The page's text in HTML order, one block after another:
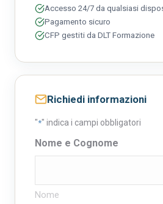
Accesso 24/7 da qualsiasi
Pagamento sicuro
CFP gestiti da DLT Formazione
Richiedi informazioni
"*" indica i campi obbligatori
Nome e Cognome
Nome